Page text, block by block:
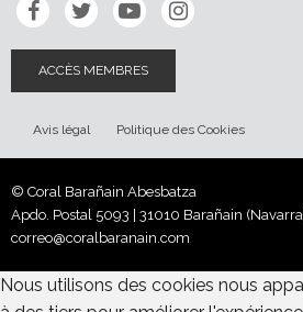
ACCÈS MEMBRES
Avis légal Politique des Cookies
© Coral Barañain Abesbatza
Apdo. Postal 5093 | 31010 Barañain
correo@coralbaranain.com
Nous utilisons des cookies nous